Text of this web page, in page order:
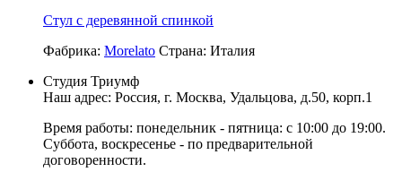
Стул с деревянной спинкой
Фабрика: Morelato Страна: Италия
Студия Триумф
Наш адрес: Россия, г. Москва, Удальцова, д.50, корп.1
Время работы: понедельник - пятница: с 10:00 до 19:00.
Суббота, воскресенье - по предварительной
договоренности.